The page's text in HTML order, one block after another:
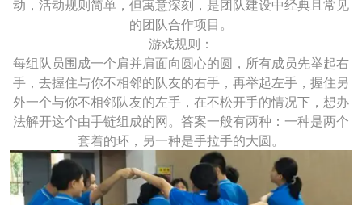
动，活动规则简单，但寓意深刻，是团队建设中经典且常见
的团队合作项目。
游戏规则：
每组队员围成一个肩并肩面向圆心的圆，所有成员先举起右
手，去握住与你不相邻的队友的右手，再举起左手，握住另
外一个与你不相邻队友的左手，在不松开手的情况下，想办
法解开这个由手链组成的网。答案一般有两种：一种是两个
套着的环，另一种是手拉手的大圆。